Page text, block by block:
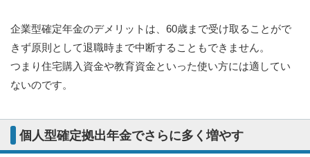
企業型確定年金のデメリットは、60歳まで受け取ることがで
きず原則として退職時まで中断することもできません。
つまり住宅購入資金や教育資金といった使い方には適してい
ないのです。
個人型確定拠出年金でさらに多く増やす